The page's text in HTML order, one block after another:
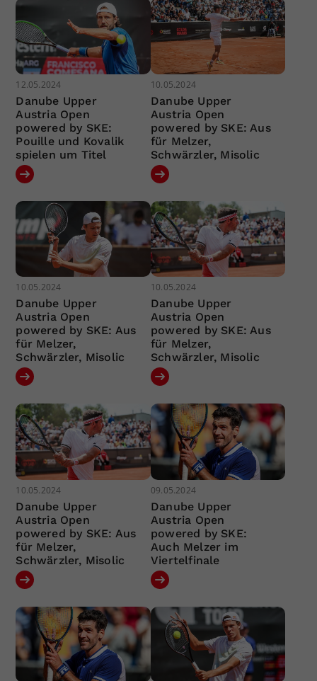
12.05.2024
Danube Upper
Austria Open
powered by SKE:
Pouille und Kovalik
spielen um Titel
10.05.2024
Danube Upper
Austria Open
powered by SKE: Aus
für Melzer,
Schwärzler, Misolic
10.05.2024
Danube Upper
Austria Open
powered by SKE: Aus
für Melzer,
Schwärzler, Misolic
10.05.2024
Danube Upper
Austria Open
powered by SKE: Aus
für Melzer,
Schwärzler, Misolic
10.05.2024
Danube Upper
Austria Open
powered by SKE: Aus
für Melzer,
Schwärzler, Misolic
09.05.2024
Danube Upper
Austria Open
powered by SKE:
Auch Melzer im
Viertelfinale